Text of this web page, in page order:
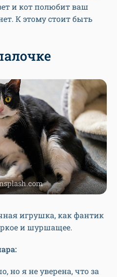
и кот полюбит ваш
К этому стоит быть
игрушка, как фантик
и шуршащее.
но я не уверена, что за